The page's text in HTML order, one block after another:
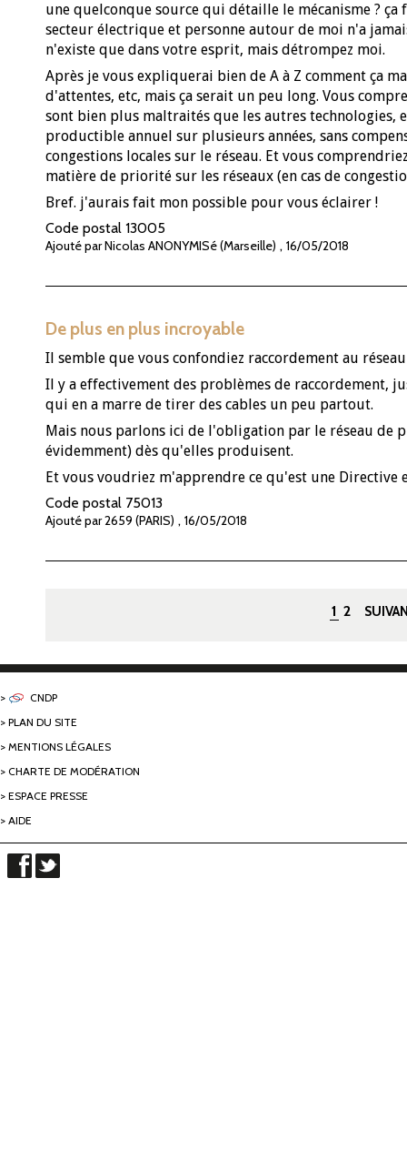
une quelconque source qui détaille le mécanisme ?
secteur électrique et personne autour de moi n'a
n'existe que dans votre esprit, mais détrompez moi.
Après je vous expliquerai bien de A à Z comment ça
d'attentes, etc, mais ça serait un peu long. Vous
sont bien plus maltraités que les autres
productible annuel sur plusieurs années, sans
congestions locales sur le réseau. Et vous
matière de priorité sur les réseaux (en cas de
Bref. j'aurais fait mon possible pour vous éclairer !
Code postal 13005
Ajouté par Nicolas ANONYMISé (Marseille) , 16/05/2018
De plus en plus incroyable
Il semble que vous confondiez raccordement au
Il y a effectivement des problèmes de raccordement,
qui en a marre de tirer des cables un peu partout.
Mais nous parlons ici de l'obligation par le réseau de
évidemment) dès qu'elles produisent.
Et vous voudriez m'apprendre ce qu'est une Directive
Code postal 75013
Ajouté par 2659 (PARIS) , 16/05/2018
1 2
CNDP
PLAN DU SITE
MENTIONS LÉGALES
CHARTE DE MODÉRATION
ESPACE PRESSE
AIDE